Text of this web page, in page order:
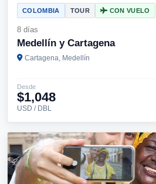
COLOMBIA TOUR CON VUELO
8 días
Medellín y Cartagena
Cartagena, Medellín
Desde
$1,048
USD / DBL